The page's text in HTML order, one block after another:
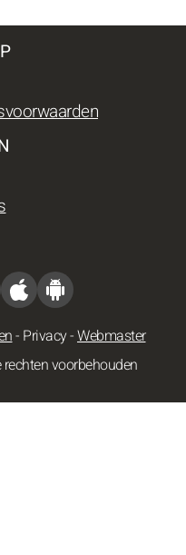
- Privacy-Webmaster
voorbehouden